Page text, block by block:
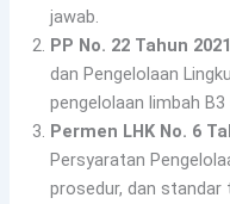
jawab.
PP No. 22 Tahun 2021
dan Pengelolaan
pengelolaan limbah
Permen LHK No. 6
Persyaratan
prosedur, dan standar